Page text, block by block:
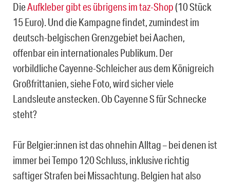
DieAufkleber gibt es übrigens im taz-Shop(10 Stück
15 Euro). Und die Kampagne findet, zumindest im
deutsch-belgischen Grenzgebiet bei Aachen,
offenbar ein internationales Publikum. Der
vorbildliche Cayenne-Schleicher aus dem Königreich
Großfrittanien, siehe Foto, wird sicher viele
Landsleute anstecken. Ob Cayenne S für Schnecke
steht?
Für Belgier:innen ist das ohnehin Alltag – bei denen ist
immer bei Tempo 120 Schluss, inklusive richtig
saftiger Strafen bei Missachtung. Belgien hat also